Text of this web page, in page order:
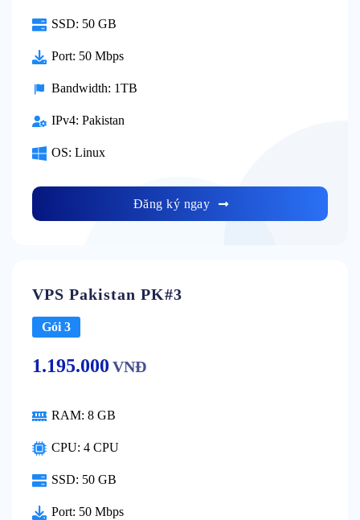
SSD: 50 GB
Port: 50 Mbps
Bandwidth: 1TB
IPv4: Pakistan
OS: Linux
Đăng ký ngay
VPS Pakistan PK#3
Gói 3
1.195.000 VNĐ
RAM: 8 GB
CPU: 4 CPU
SSD: 50 GB
Port: 50 Mbps